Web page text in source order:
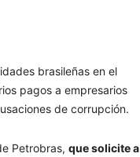
brasileñas en el
pagos a empresarios
de corrupción.
Petrobras,que solicite a